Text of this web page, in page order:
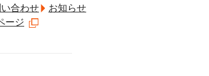
合わせ
お知らせ
ージ